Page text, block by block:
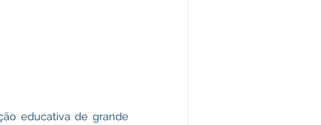
educativa de grande